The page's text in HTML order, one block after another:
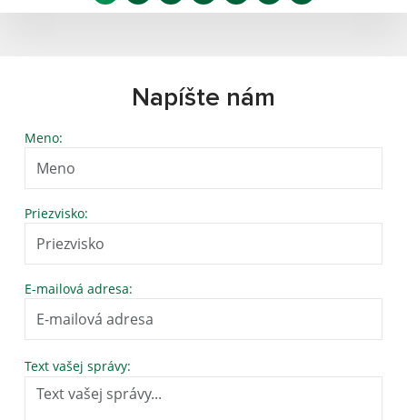
Napíšte nám
Meno:
Priezvisko:
E-mailová adresa:
Text vašej správy: